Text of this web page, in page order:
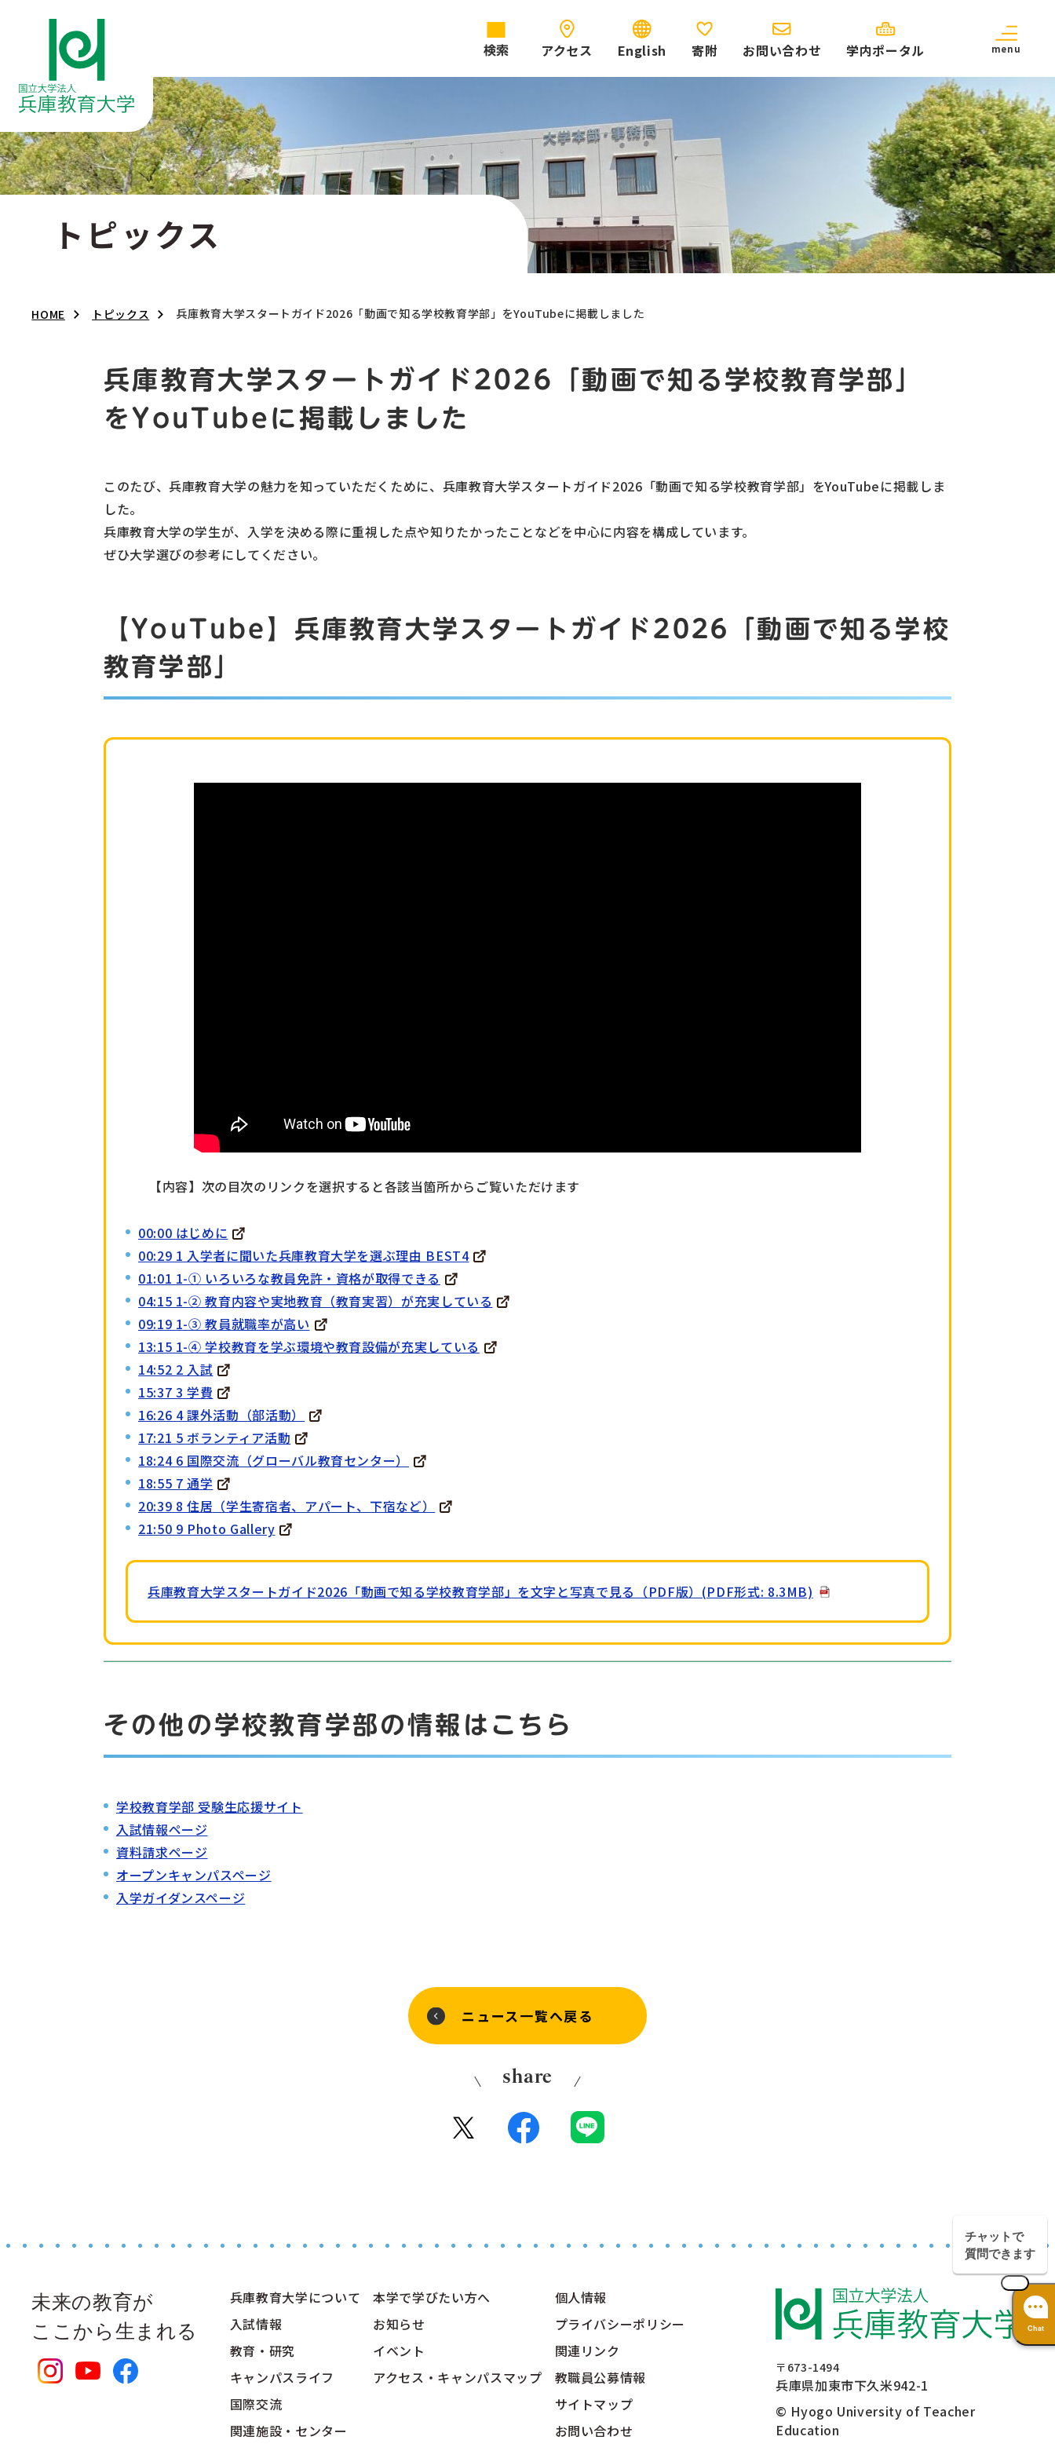
検索 アクセス English 寄附 お問い合わせ 学内ポータル menu
トピックス
HOME トピックス 兵庫教育大学スタートガイド2026「動画で知る学校教育学部」をYouTubeに掲載しました
兵庫教育大学スタートガイド2026「動画で知る学校教育学部」
をYouTubeに掲載しました
このたび、兵庫教育大学の魅力を知っていただくために、兵庫教育大学スタートガイド2026「動画で知る学校教育学部」をYouTubeに掲載しま
した。
兵庫教育大学の学生が、入学を決める際に重視した点や知りたかったことなどを中心に内容を構成しています。
ぜひ大学選びの参考にしてください。
【YouTube】兵庫教育大学スタートガイド2026「動画で知る学校
教育学部」
【内容】次の目次のリンクを選択すると各該当箇所からご覧いただけます
00:00 はじめに
00:29 1 入学者に聞いた兵庫教育大学を選ぶ理由 BEST4
01:01 1-① いろいろな教員免許・資格が取得できる
04:15 1-② 教育内容や実地教育（教育実習）が充実している
09:19 1-③ 教員就職率が高い
13:15 1-④ 学校教育を学ぶ環境や教育設備が充実している
14:52 2 入試
15:37 3 学費
16:26 4 課外活動（部活動）
17:21 5 ボランティア活動
18:24 6 国際交流（グローバル教育センター）
18:55 7 通学
20:39 8 住居（学生寄宿者、アパート、下宿など）
21:50 9 Photo Gallery
兵庫教育大学スタートガイド2026「動画で知る学校教育学部」を文字と写真で見る（PDF版）(PDF形式: 8.3MB)
その他の学校教育学部の情報はこちら
学校教育学部 受験生応援サイト
入試情報ページ
資料請求ページ
オープンキャンパスページ
入学ガイダンスページ
ニュース一覧へ戻る
share
未来の教育が
ここから生まれる
兵庫教育大学について
入試情報
教育・研究
キャンパスライフ
国際交流
関連施設・センター
本学で学びたい方へ
お知らせ
イベント
アクセス・キャンパスマップ
個人情報
プライバシーポリシー
関連リンク
教職員公募情報
サイトマップ
お問い合わせ
〒673-1494
兵庫県加東市下久米942-1
© Hyogo University of Teacher
Education
チャットで
質問できます
Chat